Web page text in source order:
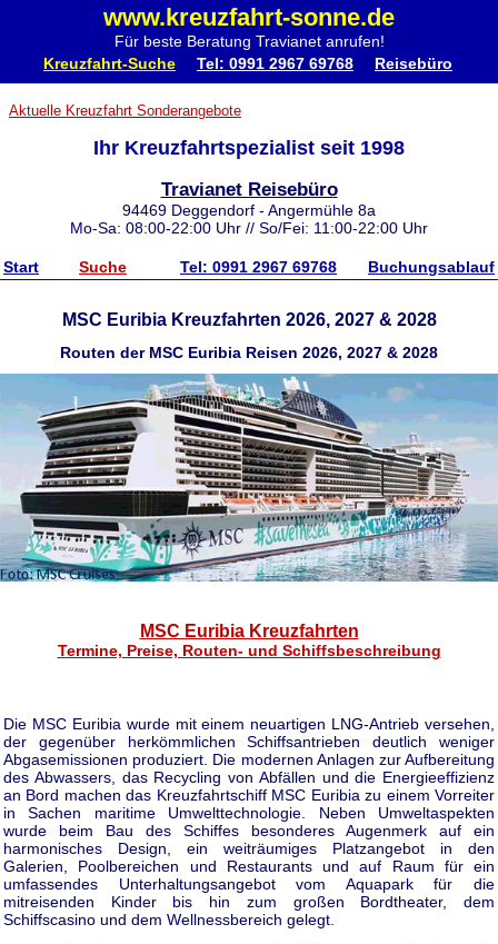
www.kreuzfahrt-sonne.de
Für beste Beratung Travianet anrufen!
Kreuzfahrt-Suche Tel: 0991 2967 69768 Reisebüro
Aktuelle Kreuzfahrt Sonderangebote
Ihr Kreuzfahrtspezialist seit 1998
Travianet Reisebüro
94469 Deggendorf - Angermühle 8a
Mo-Sa: 08:00-22:00 Uhr // So/Fei: 11:00-22:00 Uhr
Start Suche Tel: 0991 2967 69768 Buchungsablauf
MSC Euribia Kreuzfahrten 2026, 2027 & 2028
Routen der MSC Euribia Reisen 2026, 2027 & 2028
MSC Euribia Kreuzfahrten
Termine, Preise, Routen- und Schiffsbeschreibung
Die MSC Euribia wurde mit einem neuartigen LNG-Antrieb versehen,
der gegenüber herkömmlichen Schiffsantrieben deutlich weniger
Abgasemissionen produziert. Die modernen Anlagen zur Aufbereitung
des Abwassers, das Recycling von Abfällen und die Energieeffizienz
an Bord machen das Kreuzfahrtschiff MSC Euribia zu einem Vorreiter
in Sachen maritime Umwelttechnologie. Neben Umweltaspekten
wurde beim Bau des Schiffes besonderes Augenmerk auf ein
harmonisches Design, ein weiträumiges Platzangebot in den
Galerien, Poolbereichen und Restaurants und auf Raum für ein
umfassendes Unterhaltungsangebot vom Aquapark für die
mitreisenden Kinder bis hin zum großen Bordtheater, dem
Schiffscasino und dem Wellnessbereich gelegt.